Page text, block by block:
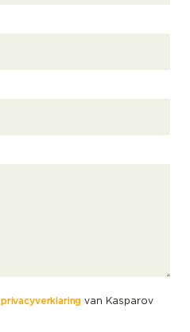
privacyverklaring van Kasparov